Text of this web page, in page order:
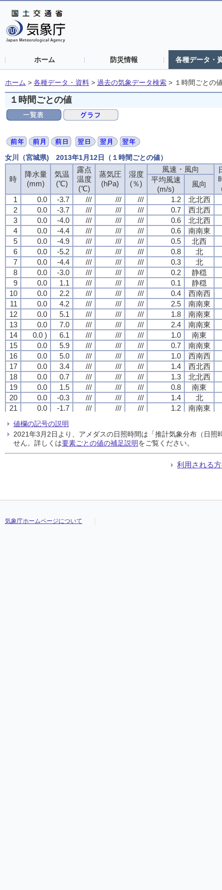
ホーム 防災情報 各種データ・
ホーム > 各種データ・資料 > 過去の気象データ検索 > １時間ごとの
１時間ごとの値
女川（宮城県) 2013年1月12日（１時間ごとの値）
時
降水量
(mm)
気温
(℃)
露点
温度
(℃)
蒸気圧
(hPa)
湿度
(％)
風速・風向
平均風速
(m/s)
風向
1
0.0 -3.7 /// /// /// 1.2
北北西
2
0.0 -3.7 /// /// /// 0.7
西北西
3
0.0 -4.0 /// /// /// 0.6
北北西
4
0.0 -4.4 /// /// /// 0.6
南南東
5
0.0 -4.9 /// /// /// 0.5
北西
6
0.0 -5.2 /// /// /// 0.8
北
7
0.0 -4.4 /// /// /// 0.3
北
8
0.0 -3.0 /// /// /// 0.2
静穏
9
0.0 1.1 /// /// /// 0.1
静穏
10
0.0 2.2 /// /// /// 0.4
西南西
11
0.0 4.2 /// /// /// 2.5
南南東
12
0.0 5.1 /// /// /// 1.8
南南東
13
0.0 7.0 /// /// /// 2.4
南南東
14
0.0 ) 6.1 /// /// /// 1.0
南東
15
0.0 5.9 /// /// /// 0.7
南南東
16
0.0 5.0 /// /// /// 1.0
西南西
17
0.0 3.4 /// /// /// 1.4
西北西
18
0.0 0.7 /// /// /// 1.3
北北西
19
0.0 1.5 /// /// /// 0.8
南東
20
0.0 -0.3 /// /// /// 1.4
北
21
0.0 -1.7 /// /// /// 1.2
南南東
23
0.0 -1.5
静穏
24
0.0 -1.2 /// /// /// 0.9 北
時
降水量
(mm)
気温
(℃)
露点
温度
(℃)
蒸気圧
(hPa)
湿度
(％)
風速・風向
平均風速
(m/s)
風向
1
0.0 -3.7 /// /// /// 1.2
北北西
2
0.0 -3.7 /// /// /// 0.7
西北西
3
0.0 -4.0 /// /// /// 0.6
北北西
4
0.0 -4.4 /// /// /// 0.6
南南東
5
0.0 -4.9 /// /// /// 0.5
北西
6
0.0 -5.2 /// /// /// 0.8
北
7
0.0 -4.4 /// /// /// 0.3
北
8
0.0 -3.0 /// /// /// 0.2
静穏
9
0.0 1.1 /// /// /// 0.1
静穏
10
0.0 2.2 /// /// /// 0.4
西南西
11
0.0 4.2 /// /// /// 2.5
南南東
12
0.0 5.1 /// /// /// 1.8
南南東
13
0.0 7.0 /// /// /// 2.4
南南東
14
0.0 ) 6.1 /// /// /// 1.0
南東
15
0.0 5.9 /// /// /// 0.7
南南東
16
0.0 5.0 /// /// /// 1.0
西南西
17
0.0 3.4 /// /// /// 1.4
西北西
18
0.0 0.7 /// /// /// 1.3
北北西
19
0.0 1.5 /// /// /// 0.8
南東
20
0.0 -0.3 /// /// /// 1.4
北
21
0.0 -1.7 /// /// /// 1.2
南南東
23
0.0 -1.5
静穏
24
0.0 -1.2 /// /// /// 0.9 北
時
降水量
(mm)
気温
(℃)
露点
温度
(℃)
蒸気圧
(hPa)
湿度
(％)
風速・風向
平均風速
(m/s)
風向
1
0.0 -3.7 /// /// /// 1.2
北北西
2
0.0 -3.7 /// /// /// 0.7
西北西
3
0.0 -4.0 /// /// /// 0.6
北北西
4
0.0 -4.4 /// /// /// 0.6
南南東
5
0.0 -4.9 /// /// /// 0.5
北西
6
0.0 -5.2 /// /// /// 0.8
北
7
0.0 -4.4 /// /// /// 0.3
北
8
0.0 -3.0 /// /// /// 0.2
静穏
9
0.0 1.1 /// /// /// 0.1
静穏
10
0.0 2.2 /// /// /// 0.4
西南西
11
0.0 4.2 /// /// /// 2.5
南南東
12
0.0 5.1 /// /// /// 1.8
南南東
13
0.0 7.0 /// /// /// 2.4
南南東
14
0.0 ) 6.1 /// /// /// 1.0
南東
15
0.0 5.9 /// /// /// 0.7
南南東
16
0.0 5.0 /// /// /// 1.0
西南西
17
0.0 3.4 /// /// /// 1.4
西北西
18
0.0 0.7 /// /// /// 1.3
北北西
19
0.0 1.5 /// /// /// 0.8
南東
20
0.0 -0.3 /// /// /// 1.4
北
21
0.0 -1.7 /// /// /// 1.2
南南東
23
0.0 -1.5
静穏
24
0.0 -1.2 /// /// /// 0.9 北
時
降水量
(mm)
気温
(℃)
露点
温度
(℃)
蒸気圧
(hPa)
湿度
(％)
風速・風向
平均風速
(m/s)
風向
1
0.0 -3.7 /// /// /// 1.2
北北西
2
0.0 -3.7 /// /// /// 0.7
西北西
3
0.0 -4.0 /// /// /// 0.6
北北西
4
0.0 -4.4 /// /// /// 0.6
南南東
5
0.0 -4.9 /// /// /// 0.5
北西
6
0.0 -5.2 /// /// /// 0.8
北
7
0.0 -4.4 /// /// /// 0.3
北
8
0.0 -3.0 /// /// /// 0.2
静穏
9
0.0 1.1 /// /// /// 0.1
静穏
10
0.0 2.2 /// /// /// 0.4
西南西
11
0.0 4.2 /// /// /// 2.5
南南東
12
0.0 5.1 /// /// /// 1.8
南南東
13
0.0 7.0 /// /// /// 2.4
南南東
14
0.0 ) 6.1 /// /// /// 1.0
南東
15
0.0 5.9 /// /// /// 0.7
南南東
16
0.0 5.0 /// /// /// 1.0
西南西
17
0.0 3.4 /// /// /// 1.4
西北西
18
0.0 0.7 /// /// /// 1.3
北北西
19
0.0 1.5 /// /// /// 0.8
南東
20
0.0 -0.3 /// /// /// 1.4
北
21
0.0 -1.7 /// /// /// 1.2
南南東
23
0.0 -1.5
静穏
24
0.0 -1.2 /// /// /// 0.9 北
値欄の記号の説明
2021年3月2日より、アメダスの日照時間は「推計気象分布（日
せん。詳しくは要素ごとの値の補足説明をご覧ください。
利用される
気象庁ホームページについて